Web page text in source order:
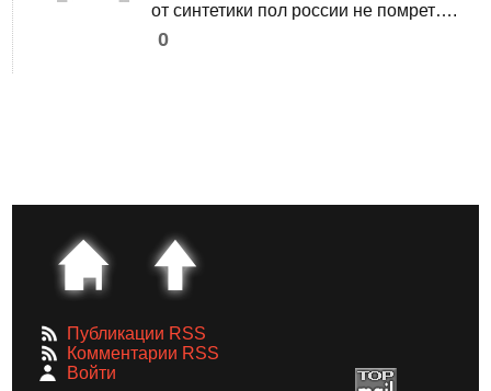
от синтетики пол россии не помрет….
0
Публикации RSS
Комментарии RSS
Войти